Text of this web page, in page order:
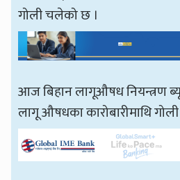
गोली चलेको छ ।
आज बिहान लागूऔषध नियन्त्रण
लागू औषधका कारोबारीमाथि गोली